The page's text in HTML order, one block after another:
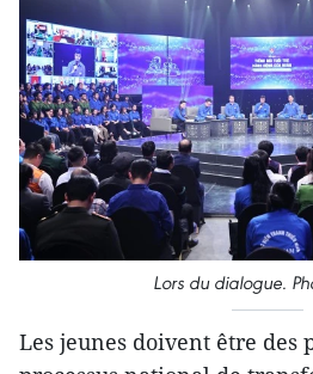
Lors du dialogue.
Les jeunes doivent être des